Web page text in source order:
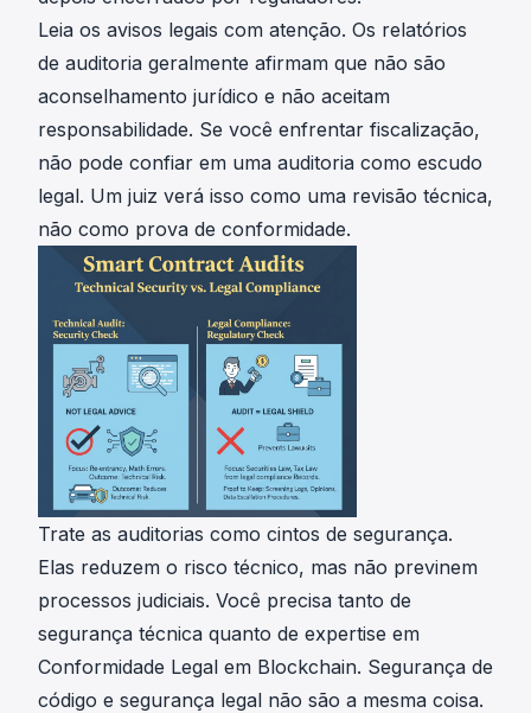
Leia os avisos legais com atenção. Os relatórios
de auditoria geralmente afirmam que não são
aconselhamento jurídico e não aceitam
responsabilidade. Se você enfrentar fiscalização,
não pode confiar em uma auditoria como escudo
legal. Um juiz verá isso como uma revisão técnica,
não como prova de conformidade.
Trate as auditorias como cintos de segurança.
Elas reduzem o risco técnico, mas não previnem
processos judiciais. Você precisa tanto de
segurança técnica quanto de expertise em
Conformidade Legal em Blockchain. Segurança de
código e segurança legal não são a mesma coisa.